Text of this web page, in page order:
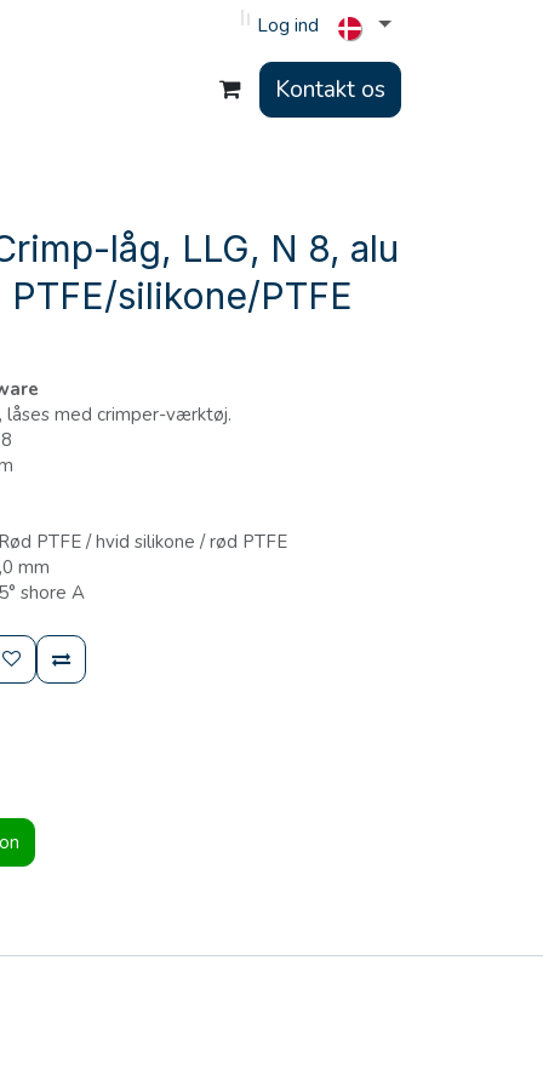
Log ind
Kontakt os
låg, LLG, N 8, alu
silikone/PTFE
låses med crimper-værktøj.
PTFE / hvid silikone / rød PTFE
mm
shore A